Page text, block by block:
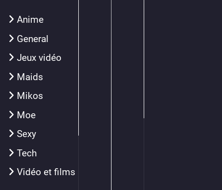
Anime
General
Jeux vidéo
Maids
Mikos
Moe
Sexy
Tech
Vidéo et films